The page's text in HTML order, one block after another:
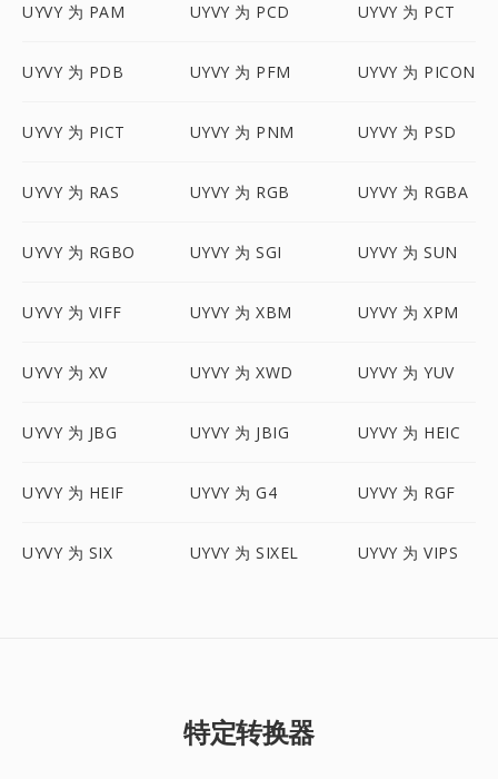
UYVY 为 PAM UYVY 为 PCD UYVY 为 PCT
UYVY 为 PDB UYVY 为 PFM UYVY 为 PICON
UYVY 为 PICT UYVY 为 PNM UYVY 为 PSD
UYVY 为 RAS UYVY 为 RGB UYVY 为 RGBA
UYVY 为 RGBO UYVY 为 SGI UYVY 为 SUN
UYVY 为 VIFF UYVY 为 XBM UYVY 为 XPM
UYVY 为 XV UYVY 为 XWD UYVY 为 YUV
UYVY 为 JBG UYVY 为 JBIG UYVY 为 HEIC
UYVY 为 HEIF UYVY 为 G4 UYVY 为 RGF
UYVY 为 SIX UYVY 为 SIXEL UYVY 为 VIPS
特定转换器